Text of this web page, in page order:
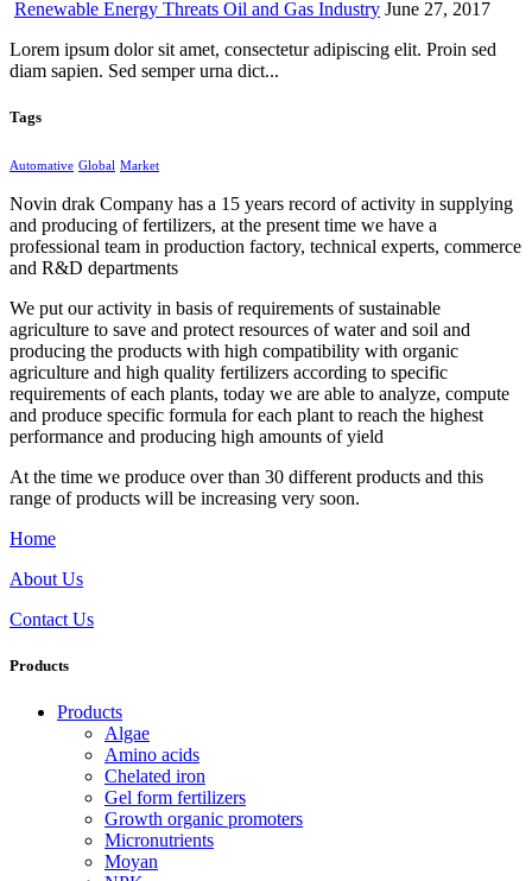
Renewable Energy Threats Oil and Gas Industry June 27, 2017
Lorem ipsum dolor sit amet, consectetur adipiscing elit. Proin sed
diam sapien. Sed semper urna dict...
Tags
Automative Global Market
Novin drak Company has a 15 years record of activity in supplying
and producing of fertilizers, at the present time we have a
professional team in production factory, technical experts, commerce
and R&D departments
We put our activity in basis of requirements of sustainable
agriculture to save and protect resources of water and soil and
producing the products with high compatibility with organic
agriculture and high quality fertilizers according to specific
requirements of each plants, today we are able to analyze, compute
and produce specific formula for each plant to reach the highest
performance and producing high amounts of yield
At the time we produce over than 30 different products and this
range of products will be increasing very soon.
Home
About Us
Contact Us
Products
Products
Algae
Amino acids
Chelated iron
Gel form fertilizers
Growth organic promoters
Micronutrients
Moyan